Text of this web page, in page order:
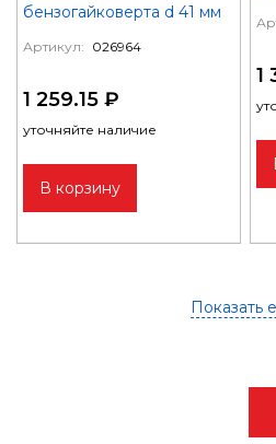
бензогайковерта d 41 мм
Артикул: 026964
1 259.15 ₽
уточняйте наличие
В корзину
1
Показать